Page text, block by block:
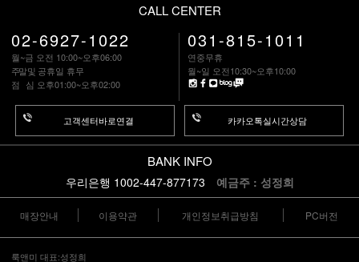
CALL CENTER
02-6927-1022
월~금 오전 10:00~오후06:00
주말및 공휴일 휴무
점 심 오후01:00~오후02:00
고객센터바로연결
031-815-1011
연중무휴
월~일 오전10:30~오후10:00
카카오톡실시간상담
BANK INFO
우리은행 1002-447-877173 예금주 : 성정희
매장안내 이용약관 개인정보취급방침 PC버전
룩앤미 대표:성정희